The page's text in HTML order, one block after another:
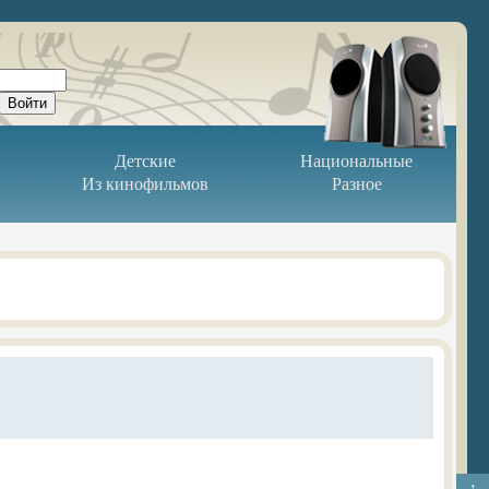
Детские
Национальные
Из кинофильмов Разное